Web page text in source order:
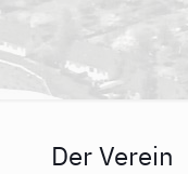
Der Verein